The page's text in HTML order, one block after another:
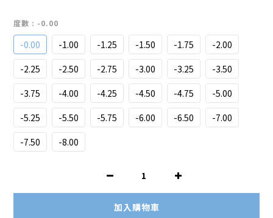
度數 : -0.00
-0.00 -1.00 -1.25 -1.50 -1.75
-2.00
-2.25
-2.50 -2.75 -3.00 -3.25
-3.50
-3.75
-4.00 -4.25 -4.50 -4.75
-5.00
-5.25
-5.50 -5.75 -6.00 -6.50
-7.00
-7.50
-8.00
加入購物車